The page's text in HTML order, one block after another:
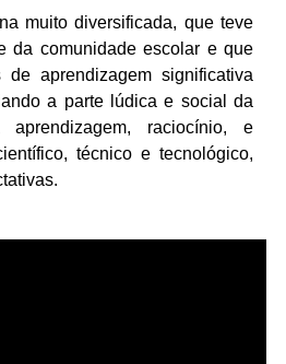
muito diversificada, que teve
da comunidade escolar e que
de aprendizagem significativa
a parte lúdica e social da
raciocínio, e
técnico e tecnológico,